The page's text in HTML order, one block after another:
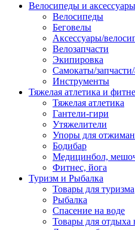
Велосипеды и аксессуары
Велосипеды
Беговелы
Аксессуары/
Велозапчасти
Экипировка
Самокаты/
Инструменты
Тяжелая атлетика и
Тяжелая атлетика
Гантели-гири
Утяжелители
Упоры для
Бодибар
Медицинбол,
Фитнес, йога
Туризм и Рыбалка
Товары для туризма
Рыбалка
Спасение на воде
Товары для отдыха